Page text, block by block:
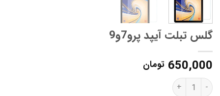
گلس تبلت آیپد پرو7و9
650,000 تومان
گلس تبلت آیپد پرو7و9 quantity